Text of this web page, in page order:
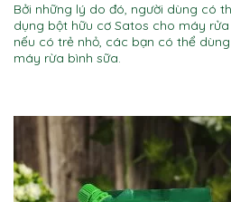
Bởi những lý do đó, người dùng có
dụng bột hữu cơ Satos cho máy
nếu có trẻ nhỏ, các bạn có thể
máy rừa bình sữa.